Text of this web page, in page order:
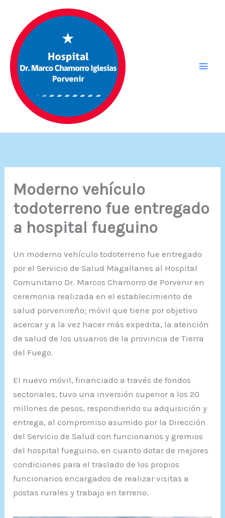
contenido
Moderno vehículo
todoterreno fue entregado
a hospital fueguino
Un moderno vehículo todoterreno fue entregado
por el Servicio de Salud Magallanes al Hospital
Comunitario Dr. Marcos Chamorro de Porvenir en
ceremonia realizada en el establecimiento de
salud porvenireño; móvil que tiene por objetivo
acercar y a la vez hacer más expedita, la atención
de salud de los usuarios de la provincia de Tierra
del Fuego.
El nuevo móvil, financiado a través de fondos
sectoriales, tuvo una inversión superior a los 20
millones de pesos, respondiendo su adquisición y
entrega, al compromiso asumido por la Dirección
del Servicio de Salud con funcionarios y gremios
del hospital fueguino, en cuanto dotar de mejores
condiciones para el traslado de los propios
funcionarios encargados de realizar visitas a
postas rurales y trabajo en terreno.